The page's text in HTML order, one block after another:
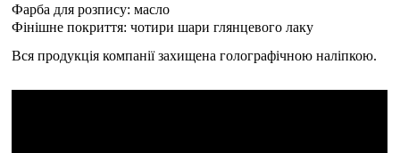
Фарба для розпису: масло
Фінішне покриття: чотири шари глянцевого лаку
Вся продукція компанії захищена голографічною наліпкою.